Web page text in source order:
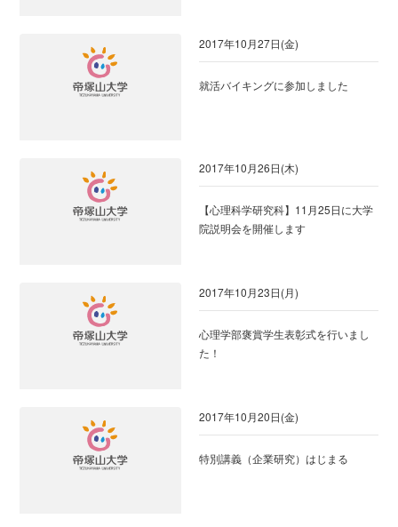
2017年10月27日(金)
就活バイキングに参加しました
2017年10月26日(木)
【心理科学研究科】11月25日に大学
院説明会を開催します
2017年10月23日(月)
心理学部褒賞学生表彰式を行いまし
た！
2017年10月20日(金)
特別講義（企業研究）はじまる